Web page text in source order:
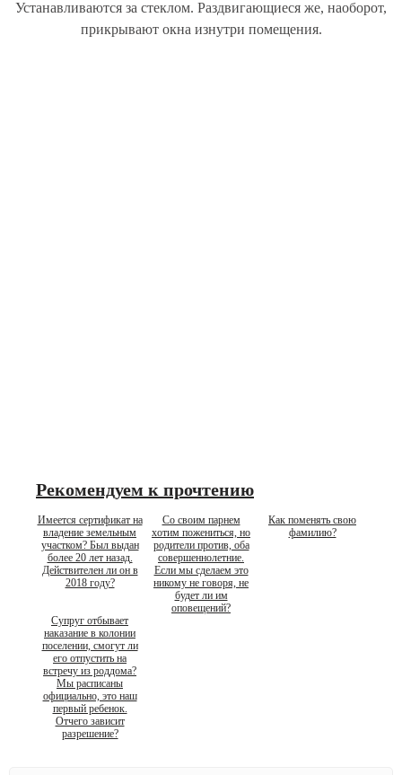
Устанавливаются за стеклом. Раздвигающиеся же, наоборот,
прикрывают окна изнутри помещения.
Рекомендуем к прочтению
Имеется сертификат на
владение земельным
участком? Был выдан
более 20 лет назад.
Действителен ли он в
2018 году?
Со своим парнем
хотим пожениться, но
родители против, оба
совершеннолетние.
Если мы сделаем это
никому не говоря, не
будет ли им
оповещений?
Как поменять свою
фамилию?
Супруг отбывает
наказание в колонии
поселении, смогут ли
его отпустить на
встречу из роддома?
Мы расписаны
официально, это наш
первый ребенок.
Отчего зависит
разрешение?